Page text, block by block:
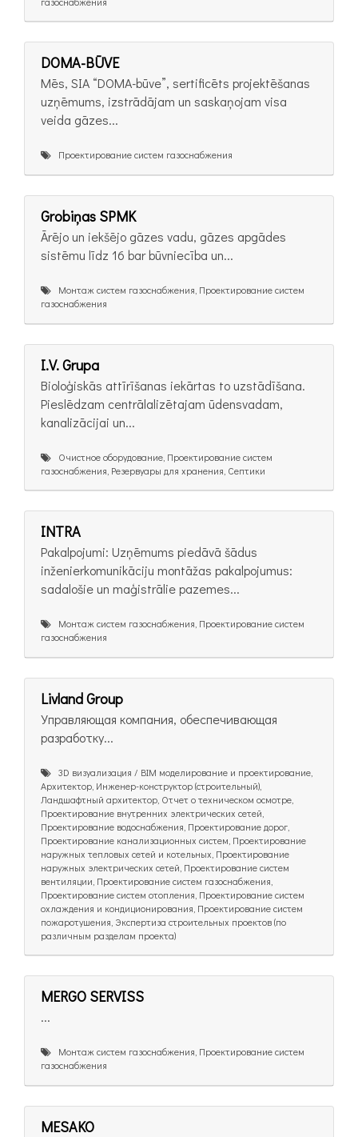
DOMA-BŪVE
Mēs, SIA “DOMA-būve”, sertificēts projektēšanas
uzņēmums, izstrādājam un saskaņojam visa
veida gāzes...
Проектирование систем газоснабжения
Grobiņas SPMK
Ārējo un iekšējo gāzes vadu, gāzes apgādes
sistēmu līdz 16 bar būvniecība un...
Монтаж систем газоснабжения, Проектирование систем
газоснабжения
I.V. Grupa
Bioloģiskās attīrīšanas iekārtas to uzstādīšana.
Pieslēdzam centrālalizētajam ūdensvadam,
kanalizācijai un...
Очистное оборудование, Проектирование систем
газоснабжения, Резервуары для хранения, Септики
INTRA
Pakalpojumi: Uzņēmums piedāvā šādus
inženierkomunikāciju montāžas pakalpojumus:
sadalošie un maģistrālie pazemes...
Монтаж систем газоснабжения, Проектирование систем
газоснабжения
Livland Group
Управляющая компания, обеспечивающая
разработку...
3D визуализация / BIM моделирование и проектирование,
Архитектор, Инженер-конструктор (строительный),
Ландшафтный архитектор, Отчет о техническом осмотре,
Проектирование внутренних электрических сетей,
Проектирование водоснабжения, Проектирование дорог,
Проектирование канализационных систем, Проектирование
наружных тепловых сетей и котельных, Проектирование
наружных электрических сетей, Проектирование систем
вентиляции, Проектирование систем газоснабжения,
Проектирование систем отопления, Проектирование систем
охлаждения и кондиционирования, Проектирование систем
пожаротушения, Экспертиза строительных проектов (по
различным разделам проекта)
MERGO SERVISS
...
Монтаж систем газоснабжения, Проектирование систем
газоснабжения
MESAKO